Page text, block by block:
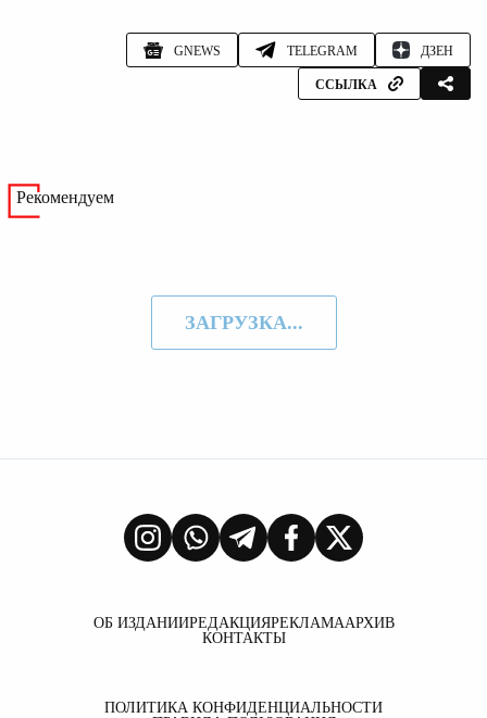
GNEWS TELEGRAM ДЗЕН
ССЫЛКА
Рекомендуем
ЗАГРУЗКА...
ОБ ИЗДАНИИРЕДАКЦИЯРЕКЛАМААРХИВ
КОНТАКТЫ
ПОЛИТИКА КОНФИДЕНЦИАЛЬНОСТИ